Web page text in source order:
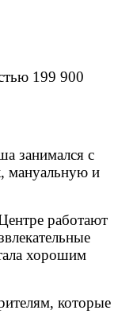
199 900
занимался с
мануальную и
работают
хорошим
которые